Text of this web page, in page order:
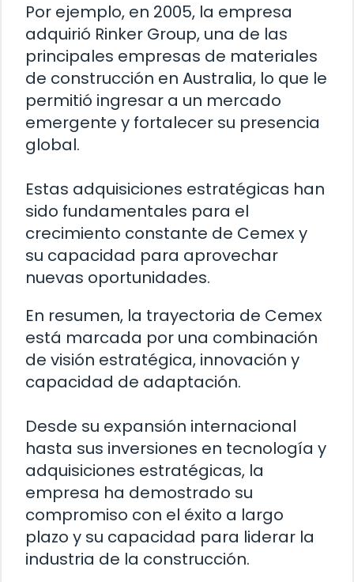
Por ejemplo, en 2005, la empresa
adquirió Rinker Group, una de las
principales empresas de materiales
de construcción en Australia, lo que le
permitió ingresar a un mercado
emergente y fortalecer su presencia
global.
Estas adquisiciones estratégicas han
sido fundamentales para el
crecimiento constante de Cemex y
su capacidad para aprovechar
nuevas oportunidades.
En resumen, la trayectoria de Cemex
está marcada por una combinación
de visión estratégica, innovación y
capacidad de adaptación.
Desde su expansión internacional
hasta sus inversiones en tecnología y
adquisiciones estratégicas, la
empresa ha demostrado su
compromiso con el éxito a largo
plazo y su capacidad para liderar la
industria de la construcción.